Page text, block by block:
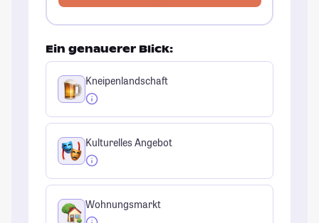
Ein genauerer Blick:
Kneipenlandschaft
Kulturelles Angebot
Wohnungsmarkt